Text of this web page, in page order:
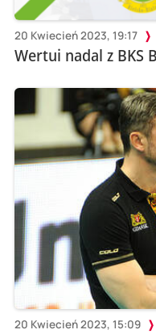
20 Kwiecień 2023, 19:17
Wertui nadal z BKS
20 Kwiecień 2023, 15:09